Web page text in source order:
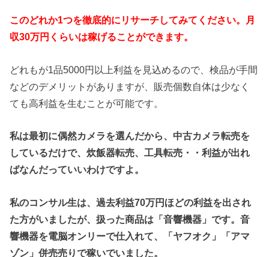
このどれか1つを徹底的にリサーチしてみてください。月
収30万円くらいは稼げることができます。
どれもが1品5000円以上利益を見込めるので、検品が手間
などのデメリットがありますが、販売個数自体は少なく
ても高利益を生むことが可能です。
私は最初に偶然カメラを選んだから、中古カメラ転売を
しているだけで、炊飯器転売、工具転売・・利益が出れ
ばなんだっていいわけですよ。
私のコンサル生は、過去利益70万円ほどの利益を出され
た方がいましたが、扱った商品は「音響機器」です。音
響機器を電脳オンリーで仕入れて、「ヤフオク」「アマ
ゾン」併売売りで稼いでいました。